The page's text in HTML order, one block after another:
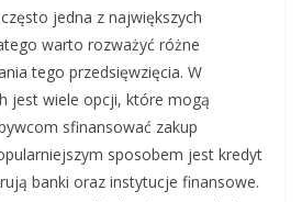
jedna z największych
warto rozważyć różne
tego przedsięwzięcia. W
jest wiele opcji, które mogą
sfinansować zakup
sposobem jest kredyt
banki oraz instytucje finansowe.